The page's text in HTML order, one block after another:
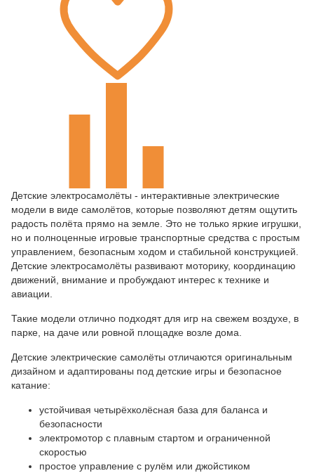
Детские электросамолёты - интерактивные электрические
модели в виде самолётов, которые позволяют детям ощутить
радость полёта прямо на земле. Это не только яркие игрушки,
но и полноценные игровые транспортные средства с простым
управлением, безопасным ходом и стабильной конструкцией.
Детские электросамолёты развивают моторику, координацию
движений, внимание и пробуждают интерес к технике и
авиации.
Такие модели отлично подходят для игр на свежем воздухе, в
парке, на даче или ровной площадке возле дома.
Детские электрические самолёты отличаются оригинальным
дизайном и адаптированы под детские игры и безопасное
катание:
устойчивая четырёхколёсная база для баланса и
безопасности
электромотор с плавным стартом и ограниченной
скоростью
простое управление с рулём или джойстиком